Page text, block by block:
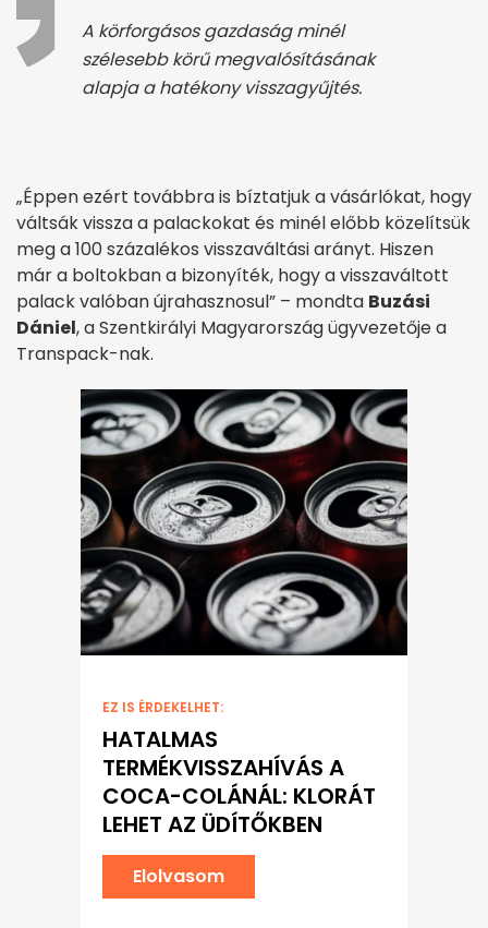
A körforgásos gazdaság minél
szélesebb körű megvalósításának
alapja a hatékony visszagyűjtés.
„Éppen ezért továbbra is bíztatjuk a vásárlókat, hogy
váltsák vissza a palackokat és minél előbb közelítsük
meg a 100 százalékos visszaváltási arányt. Hiszen
már a boltokban a bizonyíték, hogy a visszaváltott
palack valóban újrahasznosul” – mondta Buzási
Dániel, a Szentkirályi Magyarország ügyvezetője a
Transpack-nak.
EZ IS ÉRDEKELHET:
HATALMAS
TERMÉKVISSZAHÍVÁS A
COCA-COLÁNÁL: KLORÁT
LEHET AZ ÜDÍTŐKBEN
Elolvasom